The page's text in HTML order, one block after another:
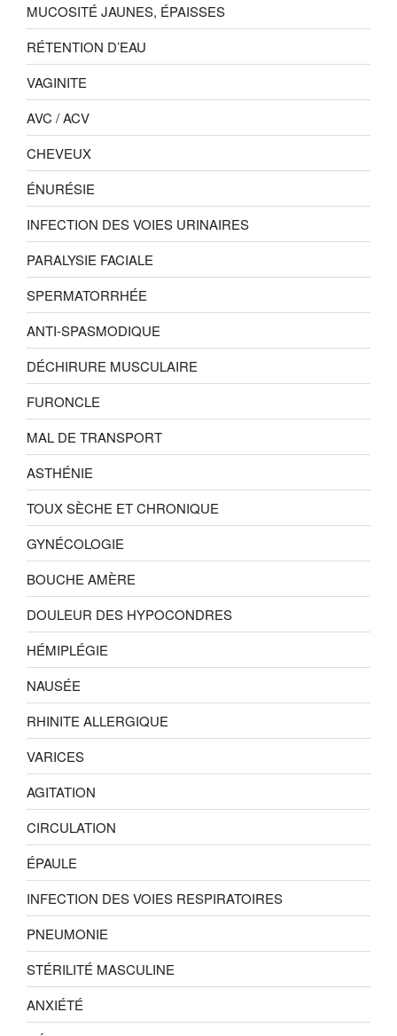
MUCOSITÉ JAUNES, ÉPAISSES
RÉTENTION D’EAU
VAGINITE
AVC / ACV
CHEVEUX
ÉNURÉSIE
INFECTION DES VOIES URINAIRES
PARALYSIE FACIALE
SPERMATORRHÉE
ANTI-SPASMODIQUE
DÉCHIRURE MUSCULAIRE
FURONCLE
MAL DE TRANSPORT
ASTHÉNIE
TOUX SÈCHE ET CHRONIQUE
GYNÉCOLOGIE
BOUCHE AMÈRE
DOULEUR DES HYPOCONDRES
HÉMIPLÉGIE
NAUSÉE
RHINITE ALLERGIQUE
VARICES
AGITATION
CIRCULATION
ÉPAULE
INFECTION DES VOIES RESPIRATOIRES
PNEUMONIE
STÉRILITÉ MASCULINE
ANXIÉTÉ